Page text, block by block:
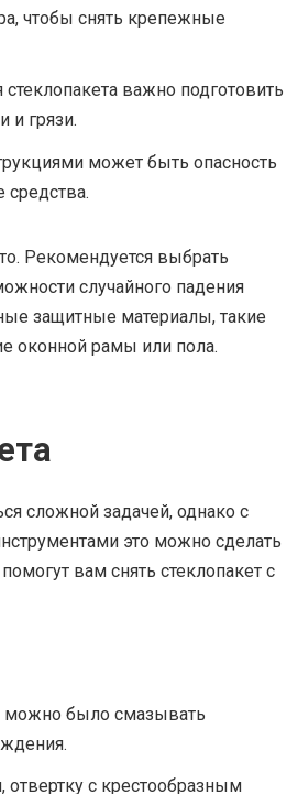
чтобы снять крепежные
стеклопакета важно подготовить
и грязи.
может быть опасность
средства.
Рекомендуется выбрать
случайного падения
защитные материалы, такие
оконной рамы или пола.
сложной задачей, однако с
это можно сделать
вам снять стеклопакет с
можно было смазывать
отвертку с крестообразным